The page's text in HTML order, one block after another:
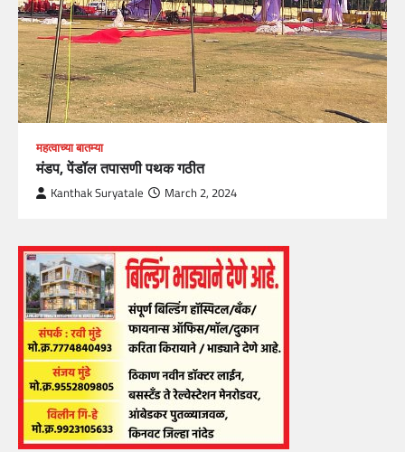
महत्वाच्या बातम्या
मंडप, पेंडॉल तपासणी पथक गठीत
Kanthak Suryatale March 2, 2024